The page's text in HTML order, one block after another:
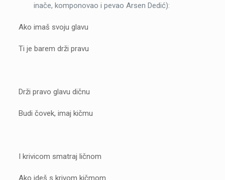
inače, komponovao i pevao Arsen Dedić):
Ako imaš svoju glavu
Ti je barem drži pravu
Drži pravo glavu dičnu
Budi čovek, imaj kičmu
I krivicom smatraj ličnom
Ako ideš s krivom kičmom